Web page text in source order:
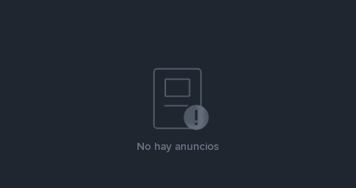
No hay anuncios